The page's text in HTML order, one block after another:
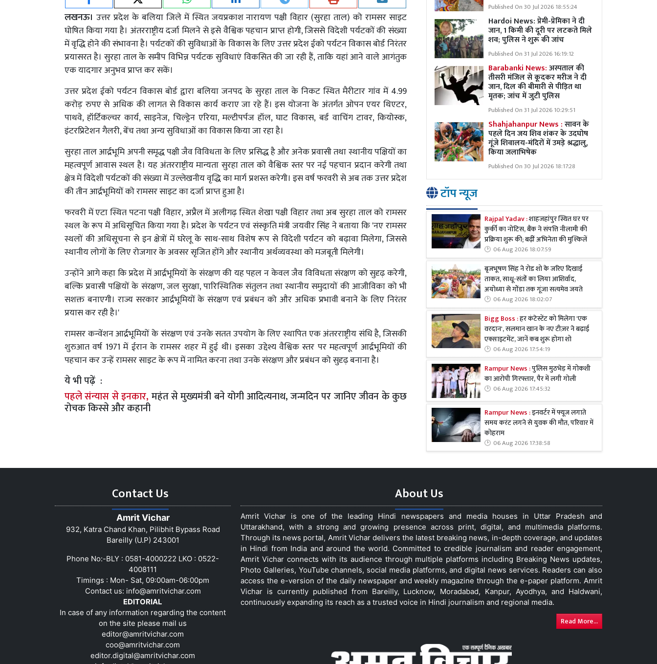
लखनऊ। उत्तर प्रदेश के बलिया जिले में स्थित जयप्रकाश नारायण पक्षी विहार (सुरहा ताल) को रामसर साइट
घोषित किया गया है। अंतरराष्ट्रीय दर्जा मिलने से इसे वैश्विक पहचान प्राप्त होगी, जिससे विदेशी पर्यटकों की संख्या
में वृद्धि होने की संभावना है। पर्यटकों की सुविधाओं के विकास के लिए उत्तर प्रदेश ईको पर्यटन विकास बोर्ड निरंतर
प्रयासरत है। सुरहा ताल के समीप विभिन्न पर्यटक सुविधाएं विकसित की जा रही हैं, ताकि यहां आने वाले आगंतुक
एक यादगार अनुभव प्राप्त कर सकें।
उत्तर प्रदेश ईको पर्यटन विकास बोर्ड द्वारा बलिया जनपद के सुरहा ताल के निकट स्थित मैरीटार गांव में 4.99
करोड़ रुपए से अधिक की लागत से विकास कार्य कराए जा रहे हैं। इस योजना के अंतर्गत ओपन एयर थिएटर,
पाथवे, हॉर्टिकल्चर कार्य, साइनेज, चिल्ड्रेन एरिया, मल्टीपर्पज हॉल, घाट विकास, बर्ड वाचिंग टावर, कियोस्क,
इंटरप्रिटेशन गैलरी, बेंच तथा अन्य सुविधाओं का विकास किया जा रहा है।
सुरहा ताल आर्द्रभूमि अपनी समृद्ध पक्षी जैव विविधता के लिए प्रसिद्ध है और अनेक प्रवासी तथा स्थानीय पक्षियों का
महत्वपूर्ण आवास स्थल है। यह अंतरराष्ट्रीय मान्यता सुरहा ताल को वैश्विक स्तर पर नई पहचान प्रदान करेगी तथा
क्षेत्र में विदेशी पर्यटकों की संख्या में उल्लेखनीय वृद्धि का मार्ग प्रशस्त करेगी। इस वर्ष फरवरी से अब तक उत्तर प्रदेश
की तीन आर्द्रभूमियों को रामसर साइट का दर्जा प्राप्त हुआ है।
फरवरी में एटा स्थित पटना पक्षी विहार, अप्रैल में अलीगढ़ स्थित शेखा पक्षी विहार तथा अब सुरहा ताल को रामसर
स्थल के रूप में अधिसूचित किया गया है। प्रदेश के पर्यटन एवं संस्कृति मंत्री जयवीर सिंह ने बताया कि 'नए रामसर
स्थलों की अधिसूचना से इन क्षेत्रों में घरेलू के साथ-साथ विशेष रूप से विदेशी पर्यटन को बढ़ावा मिलेगा, जिससे
स्थानीय लोगों के लिए रोजगार के अवसर सृजित होंगे और स्थानीय अर्थव्यवस्था को मजबूती मिलेगी।
उन्होंने आगे कहा कि प्रदेश में आर्द्रभूमियों के संरक्षण की यह पहल न केवल जैव विविधता संरक्षण को सुदृढ़ करेगी,
बल्कि प्रवासी पक्षियों के संरक्षण, जल सुरक्षा, पारिस्थितिक संतुलन तथा स्थानीय समुदायों की आजीविका को भी
सशक्त बनाएगी। राज्य सरकार आर्द्रभूमियों के संरक्षण एवं प्रबंधन को और अधिक प्रभावी बनाने के लिए निरंतर
प्रयास कर रही है।'
रामसर कन्वेंशन आर्द्रभूमियों के संरक्षण एवं उनके सतत उपयोग के लिए स्थापित एक अंतरराष्ट्रीय संधि है, जिसकी
शुरुआत वर्ष 1971 में ईरान के रामसर शहर में हुई थी। इसका उद्देश्य वैश्विक स्तर पर महत्वपूर्ण आर्द्रभूमियों की
पहचान कर उन्हें रामसर साइट के रूप में नामित करना तथा उनके संरक्षण और प्रबंधन को सुदृढ़ बनाना है।
ये भी पढ़ें :
पहले संन्यास से इनकार, महंत से मुख्यमंत्री बने योगी आदित्यनाथ, जन्मदिन पर जानिए जीवन के कुछ
रोचक किस्से और कहानी
Published On 30 Jul 2026 18:55:24
Hardoi News: प्रेमी-प्रेमिका ने दी
जान, 1 किमी की दूरी पर लटकते मिले
शव; पुलिस ने शुरू की जांच
Published On 31 Jul 2026 16:19:12
Barabanki News:अस्पताल की
तीसरी मंजिल से कूदकर मरीज ने दी
जान, दिल की बीमारी से पीड़ित था
मृतक; जांच में जुटी पुलिस
Published On 31 Jul 2026 10:29:51
Shahjahanpur News :सावन के
पहले दिन जय शिव शंकर के उदघोष
गूंजे शिवालय-मंदिरों में उमड़े श्रद्धालु,
किया जलाभिषेक
Published On 30 Jul 2026 18:17:28
टॉप न्यूज
Rajpal Yadav :शाहजहांपुर स्थित घर पर
कुर्की का नोटिस, बैंक ने संपत्ति नीलामी की
प्रक्रिया शुरू की; बढ़ीं अभिनेता की मुश्किलें
06 Aug 2026 18:07:59
बृजभूषण सिंह ने रोड शो के जरिए दिखाई
ताकत, साधू-संतों का लिया आशिर्वाद,
अयोध्या से गोंडा तक गूंजा सत्यमेव जयते
06 Aug 2026 18:02:07
Bigg Boss :हर कंटेस्टेंट को मिलेगा 'एक
वरदान', सलमान खान के नए टीज़र ने बढ़ाई
एक्साइटमेंट, जानें कब शुरू होगा शो
06 Aug 2026 17:54:19
Rampur News :पुलिस मुठभेड़ में गोकशी
का आरोपी गिरफ्तार, पैर में लगी गोली
06 Aug 2026 17:45:32
Rampur News :इनवर्टर में फ्यूज लगाते
समय करंट लगने से युवक की मौत, परिवार में
कोहराम
06 Aug 2026 17:38:58
Contact Us
Amrit Vichar
932, Katra Chand Khan, Pilibhit Bypass Road
Bareilly (U.P) 243001
Phone No:-BLY : 0581-4000222 LKO : 0522-
4008111
Timings : Mon- Sat, 09:00am-06:00pm
Contact us: info@amritvichar.com
EDITORIAL
In case of any information regarding the content
on the site please mail us
editor@amritvichar.com
coo@amritvichar.com
editor.digital@amritvichar.com
About Us
Amrit Vichar is one of the leading Hindi newspapers and media houses in Uttar Pradesh and
Uttarakhand, with a strong and growing presence across print, digital, and multimedia platforms.
Through its news portal, Amrit Vichar delivers the latest breaking news, in-depth coverage, and updates
in Hindi from India and around the world. Committed to credible journalism and reader engagement,
Amrit Vichar connects with its audience through multiple platforms including Breaking News updates,
Photo Galleries, YouTube channels, social media platforms, and digital news services. Readers can also
access the e-version of the daily newspaper and weekly magazine through the e-paper platform. Amrit
Vichar is currently published from Bareilly, Lucknow, Moradabad, Kanpur, Ayodhya, and Haldwani,
continuously expanding its reach as a trusted voice in Hindi journalism and regional media.
Read More...